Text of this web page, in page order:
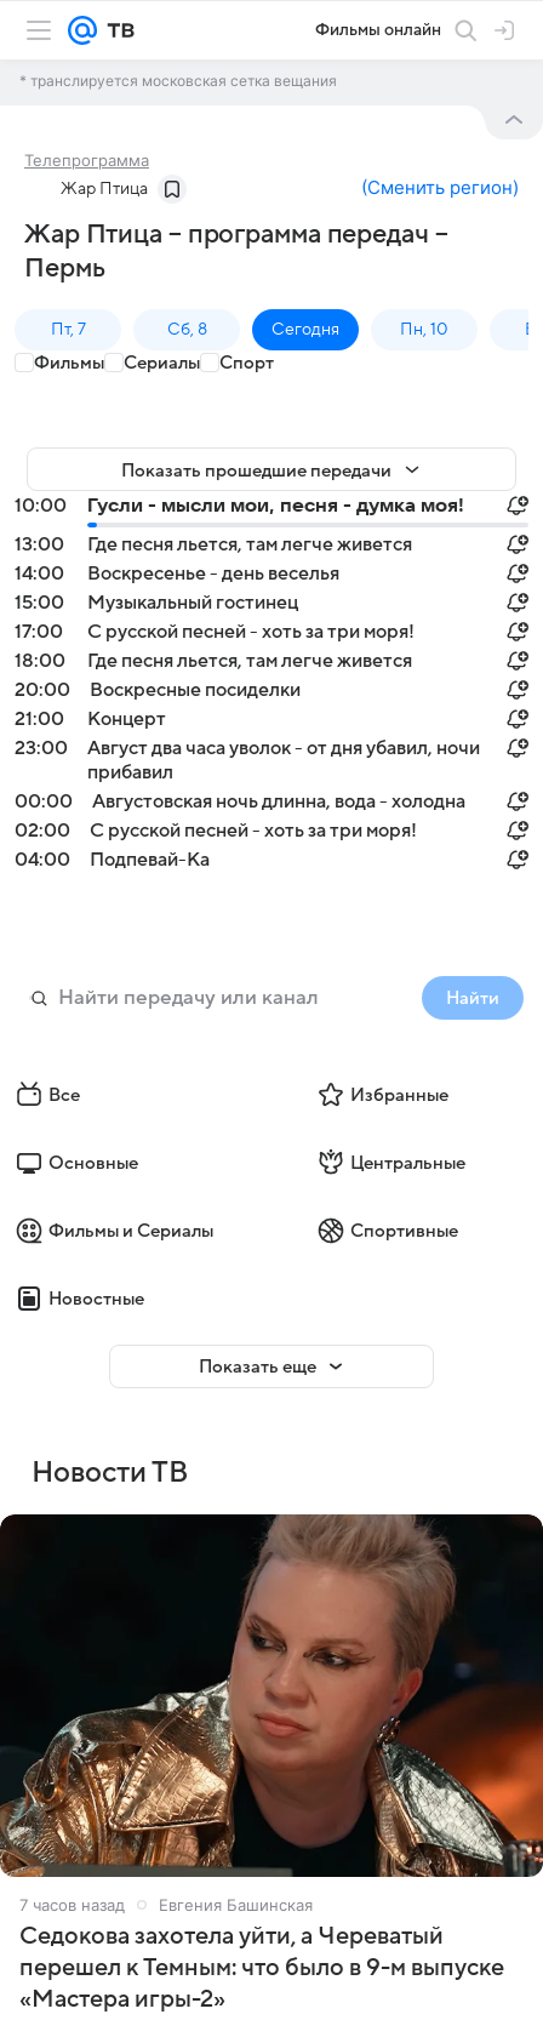
Фильмы онлайн
* транслируется московская сетка вещания
Телепрограмма
Жар Птица (Сменить регион)
Жар Птица – программа передач –
Пермь
Пт, 7 Сб, 8 Сегодня Пн, 10
Фильмы Сериалы Спорт
Показать прошедшие передачи
10:00
Гусли - мысли мои, песня - думка моя!
13:00
Где песня льется, там легче живется
14:00
Воскресенье - день веселья
15:00
Музыкальный гостинец
17:00
С русской песней - хоть за три моря!
18:00
Где песня льется, там легче живется
20:00
Воскресные посиделки
21:00
Концерт
23:00
Август два часа уволок - от дня убавил, ночи
прибавил
00:00
Августовская ночь длинна, вода - холодна
02:00
С русской песней - хоть за три моря!
04:00
Подпевай-Ка
Найти
Все Избранные
Основные Центральные
Фильмы и Сериалы Спортивные
Новостные
Показать еще
Новости ТВ
7 часов назад Евгения Башинская
Седокова захотела уйти, а Череватый
перешел к Темным: что было в 9-м выпуске
«Мастера игры-2»